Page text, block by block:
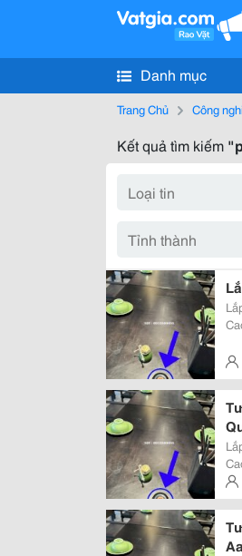
Danh mục
Trang Chủ Công
Kết quả tìm kiếm
Aa